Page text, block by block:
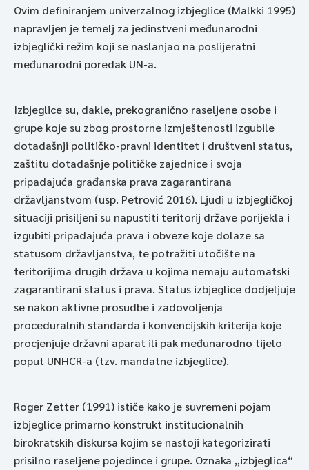
Ovim definiranjem univerzalnog izbjeglice (Malkki 1995)
napravljen je temelj za jedinstveni međunarodni
izbjeglički režim koji se naslanjao na poslijeratni
međunarodni poredak UN-a.
Izbjeglice su, dakle, prekogranično raseljene osobe i
grupe koje su zbog prostorne izmještenosti izgubile
dotadašnji političko-pravni identitet i društveni status,
zaštitu dotadašnje političke zajednice i svoja
pripadajuća građanska prava zagarantirana
državljanstvom (usp. Petrović 2016). Ljudi u izbjegličkoj
situaciji prisiljeni su napustiti teritorij države porijekla i
izgubiti pripadajuća prava i obveze koje dolaze sa
statusom državljanstva, te potražiti utočište na
teritorijima drugih država u kojima nemaju automatski
zagarantirani status i prava. Status izbjeglice dodjeljuje
se nakon aktivne prosudbe i zadovoljenja
proceduralnih standarda i konvencijskih kriterija koje
procjenjuje državni aparat ili pak međunarodno tijelo
poput UNHCR-a (tzv. mandatne izbjeglice).
Roger Zetter (1991) ističe kako je suvremeni pojam
izbjeglice primarno konstrukt institucionalnih
birokratskih diskursa kojim se nastoji kategorizirati
prisilno raseljene pojedince i grupe. Oznaka „izbjeglica“